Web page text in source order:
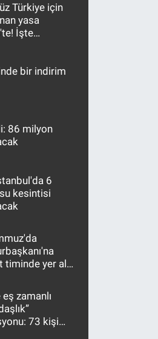
Türkiye için
yasa
İşte
bir indirim
86 milyon
6
kesintisi
timinde yer alan
yakalandı
zamanlı
73 kişi